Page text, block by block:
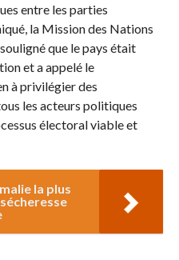
entre les parties
la Mission des Nations
que le pays était
et a appelé le
à privilégier des
les acteurs politiques
électoral viable et
la plus